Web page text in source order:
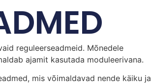
reguleerseadmeid. Mõnedele
ajamit kasutada moduleerivana.
mis võimaldavad nende käiku ja